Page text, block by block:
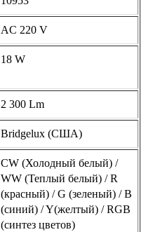
AC 220 V
18 W
2 300 Lm
Bridgelux (США)
CW (Холодный белый) /
WW (Теплый белый) / R
(красный) / G (зеленый) / B
(синий) / Y(желтый) / RGB
(синтез цветов)